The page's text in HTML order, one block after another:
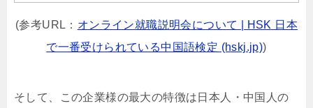
(参考URL： オンライン就職説明会について | HSK 日本
で一番受けられている中国語検定 (hskj.jp))
そして、この企業様の最大の特徴は日本人・中国人の